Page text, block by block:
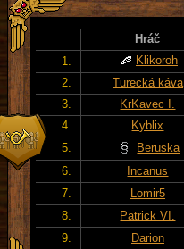
Hráč
1.
Klikoroh
2.
Turecká káva
3.
KrKavec I.
4.
Kyblix
5.
Beruska
6.
Incanus
7.
Lomir5
8.
Patrick VI.
9.
Đarion